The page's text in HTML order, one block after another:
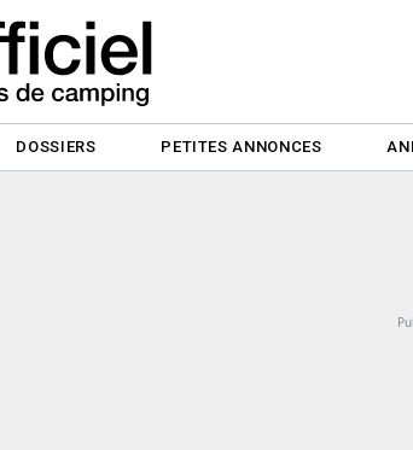
DOSSIERS PETITES ANNONCES